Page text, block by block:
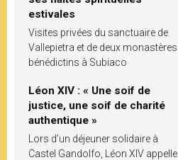
estivales
Visites privées du sanctuaire de
Vallepietra et de deux monastères
bénédictins à Subiaco
Léon XIV : « Une soif de
justice, une soif de charité
authentique »
Lors d’un déjeuner solidaire à
Castel Gandolfo, Léon XIV appelle